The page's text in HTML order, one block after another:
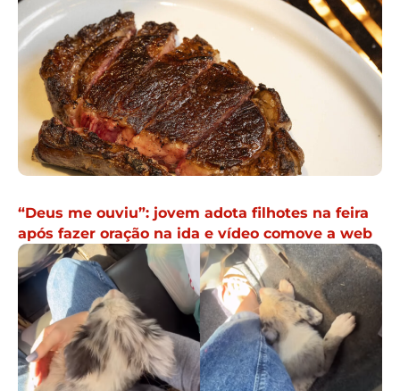
“Deus me ouviu”: jovem adota filhotes na feira
após fazer oração na ida e vídeo comove a web